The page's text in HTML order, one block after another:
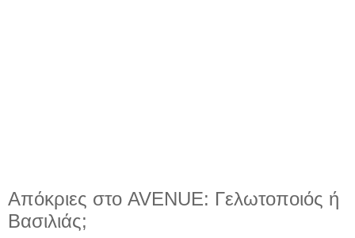
Απόκριες στο AVENUE: Γελωτοποιός ή
Βασιλιάς;